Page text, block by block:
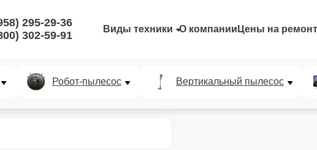
295-29-36
302-59-91
Виды техники О компании Цены на ремонт
Робот-пылесос Вертикальный пылесос